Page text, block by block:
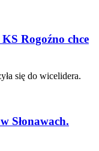
Rogoźno chce
się do wicelidera.
Słonawach.